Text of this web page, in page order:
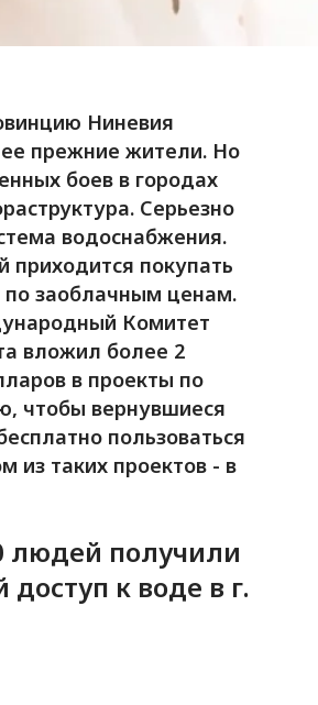
Ниневия
прежние жители. Но
боев в городах
Серьезно
водоснабжения.
покупать
по заоблачным ценам.
Комитет
вложил более 2
в проекты по
чтобы вернувшиеся
пользоваться
из таких проектов - в
людей получили
к воде в г.